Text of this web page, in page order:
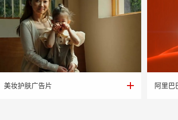
美妆护肤广告片
美妆护肤广告片 阿里巴
阿里巴